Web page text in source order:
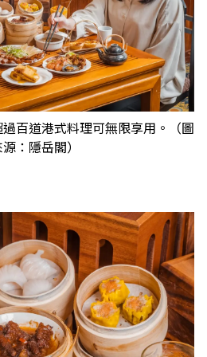
百道港式料理可無限享用。（圖
：隱岳閣）